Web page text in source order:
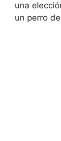
una
un perro